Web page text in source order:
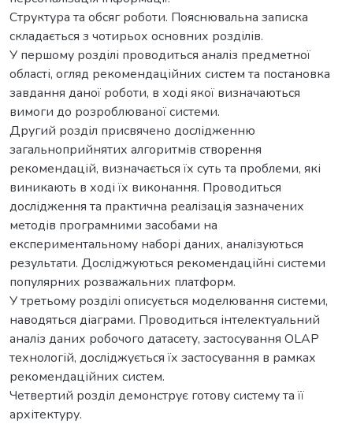
Структура та обсяг роботи. Пояснювальна записка
складається з чотирьох основних розділів.
У першому розділі проводиться аналіз предметної
області, огляд рекомендаційних систем та постановка
завдання даної роботи, в ході якої визначаються
вимоги до розроблюваної системи.
Другий розділ присвячено дослідженню
загальноприйнятих алгоритмів створення
рекомендацій, визначається їх суть та проблеми, які
виникають в ході їх виконання. Проводиться
дослідження та практична реалізація зазначених
методів програмними засобами на
експериментальному наборі даних, аналізуються
результати. Досліджуються рекомендаційні системи
популярних розважальних платформ.
У третьому розділі описується моделювання системи,
наводяться діаграми. Проводиться інтелектуальний
аналіз даних робочого датасету, застосування OLAP
технологій, досліджується їх застосування в рамках
рекомендаційних систем.
Четвертий розділ демонструє готову систему та її
архітектуру.